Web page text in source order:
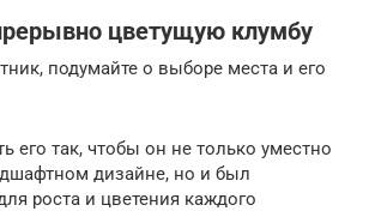
цветущую клумбу
подумайте о выборе места и его
его так, чтобы он не только уместно
дизайне, но и был
роста и цветения каждого